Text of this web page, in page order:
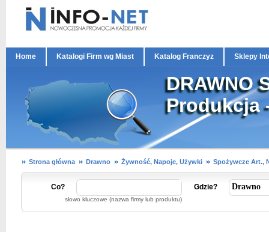
Home Katalogi Firm wg Miast Katalog Franczyz Sklepy
DRAWNO
Produkcja
Strona główna Drawno Żywność, Napoje, Używki Spożywcze Art.,
Co?
słowo kluczowe (nazwa firmy lub produktu)
Gdzie?